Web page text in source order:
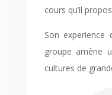
cours qu’il
Son experience
groupe amène
cultures de